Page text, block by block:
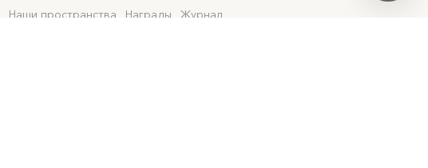
Наши пространства Награды
Журнал